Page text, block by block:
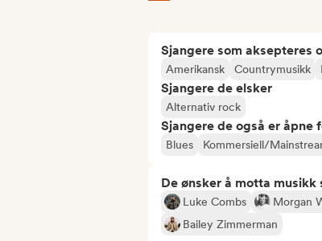
Sjangere som aksepteres
Amerikansk Countrymusikk
Sjangere de elsker
Alternativ rock
Sjangere de også er åpne
Blues Kommersiell/
De ønsker å motta musikk
Luke Combs Morgan
Bailey Zimmerman